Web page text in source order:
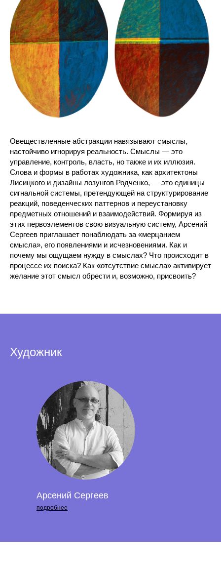
Овеществленные абстракции навязывают смыслы,
настойчиво игнорируя реальность. Смыслы — это
управление, контроль, власть, но также и их иллюзия.
Слова и формы в работах художника, как архитектоны
Лисицкого и дизайны лозунгов Родченко, — это единицы
сигнальной системы, претендующей на структурирование
реакций, поведенческих паттернов и переустановку
предметных отношений и взаимодействий. Формируя из
этих первоэлементов свою визуальную систему, Арсений
Сергеев приглашает понаблюдать за «мерцанием
смысла», его появлениями и исчезновениями. Как и
почему мы ощущаем нужду в смыслах? Что происходит в
процессе их поиска? Как «отсутствие смысла» активирует
желание этот смысл обрести и, возможно, присвоить?
Художник
Арсений Сергеев
подробнее